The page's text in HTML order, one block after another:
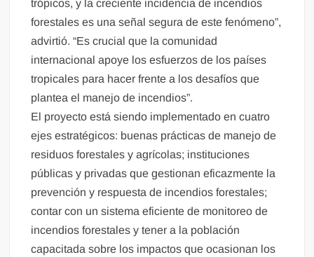
trópicos, y la creciente incidencia de incendios
forestales es una señal segura de este fenómeno”,
advirtió. “Es crucial que la comunidad
internacional apoye los esfuerzos de los países
tropicales para hacer frente a los desafíos que
plantea el manejo de incendios”.
El proyecto está siendo implementado en cuatro
ejes estratégicos: buenas prácticas de manejo de
residuos forestales y agrícolas; instituciones
públicas y privadas que gestionan eficazmente la
prevención y respuesta de incendios forestales;
contar con un sistema eficiente de monitoreo de
incendios forestales y tener a la población
capacitada sobre los impactos que ocasionan los